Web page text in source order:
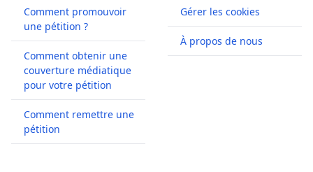
Comment promouvoir
une pétition ?
Comment obtenir une
couverture médiatique
pour votre pétition
Comment remettre une
pétition
Gérer les cookies
À propos de nous